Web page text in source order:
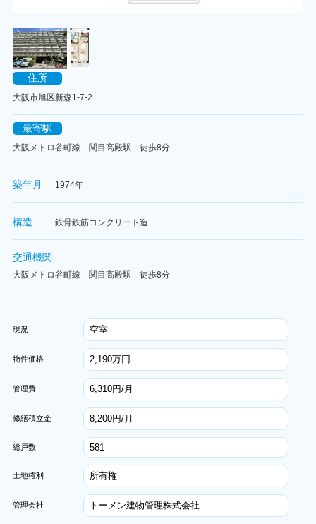
住所
大阪市旭区新森1-7-2
最寄駅
大阪メトロ谷町線 関目高殿駅 徒歩8分
築年月 1974年
構造 鉄骨鉄筋コンクリート造
交通機関
大阪メトロ谷町線 関目高殿駅 徒歩8分
現況 空室
物件価格 2,190万円
管理費 6,310円/月
修繕積立金 8,200円/月
総戸数 581
土地権利 所有権
管理会社 トーメン建物管理株式会社